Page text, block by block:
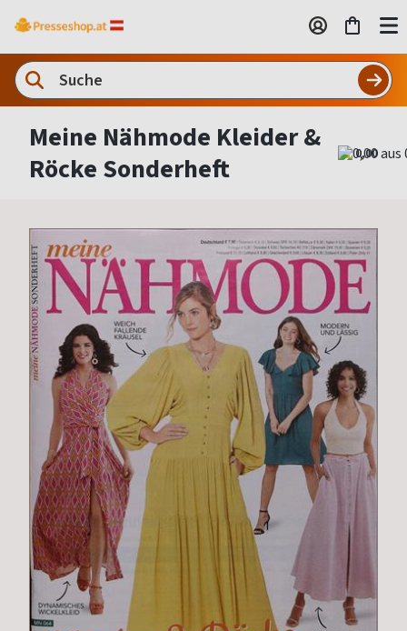
Meine Nähmode Kleider &
Röcke Sonderheft
0,00